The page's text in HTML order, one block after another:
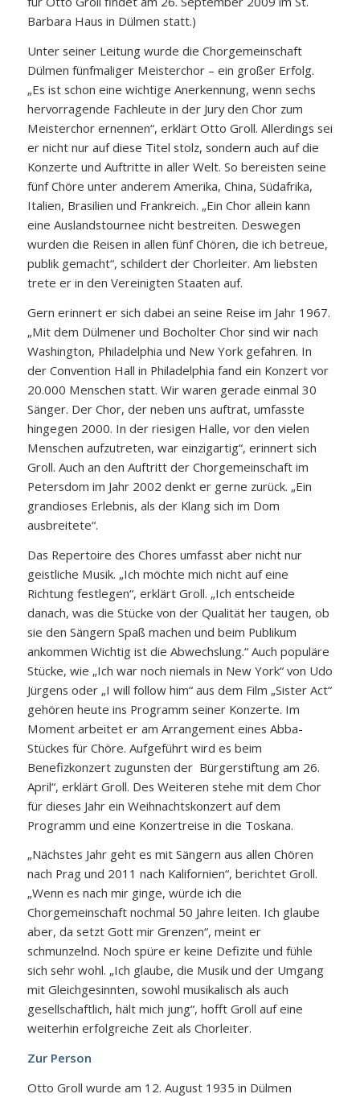
Barbara Haus in Dülmen statt.)
Unter seiner Leitung wurde die Chorgemeinschaft
Dülmen fünfmaliger Meisterchor – ein großer Erfolg.
„Es ist schon eine wichtige Anerkennung, wenn sechs
hervorragende Fachleute in der Jury den Chor zum
Meisterchor ernennen“, erklärt Otto Groll. Allerdings sei
er nicht nur auf diese Titel stolz, sondern auch auf die
Konzerte und Auftritte in aller Welt. So bereisten seine
fünf Chöre unter anderem Amerika, China, Südafrika,
Italien, Brasilien und Frankreich. „Ein Chor allein kann
eine Auslandstournee nicht bestreiten. Deswegen
wurden die Reisen in allen fünf Chören, die ich betreue,
publik gemacht“, schildert der Chorleiter. Am liebsten
trete er in den Vereinigten Staaten auf.
Gern erinnert er sich dabei an seine Reise im Jahr 1967.
„Mit dem Dülmener und Bocholter Chor sind wir nach
Washington, Philadelphia und New York gefahren. In
der Convention Hall in Philadelphia fand ein Konzert vor
20.000 Menschen statt. Wir waren gerade einmal 30
Sänger. Der Chor, der neben uns auftrat, umfasste
hingegen 2000. In der riesigen Halle, vor den vielen
Menschen aufzutreten, war einzigartig“, erinnert sich
Groll. Auch an den Auftritt der Chorgemeinschaft im
Petersdom im Jahr 2002 denkt er gerne zurück. „Ein
grandioses Erlebnis, als der Klang sich im Dom
ausbreitete“.
Das Repertoire des Chores umfasst aber nicht nur
geistliche Musik. „Ich möchte mich nicht auf eine
Richtung festlegen“, erklärt Groll. „Ich entscheide
danach, was die Stücke von der Qualität her taugen, ob
sie den Sängern Spaß machen und beim Publikum
ankommen Wichtig ist die Abwechslung.“ Auch populäre
Stücke, wie „Ich war noch niemals in New York“ von Udo
Jürgens oder „I will follow him“ aus dem Film „Sister Act“
gehören heute ins Programm seiner Konzerte. Im
Moment arbeitet er am Arrangement eines Abba-
Stückes für Chöre. Aufgeführt wird es beim
Benefizkonzert zugunsten der Bürgerstiftung am 26.
April“, erklärt Groll. Des Weiteren stehe mit dem Chor
für dieses Jahr ein Weihnachtskonzert auf dem
Programm und eine Konzertreise in die Toskana.
„Nächstes Jahr geht es mit Sängern aus allen Chören
nach Prag und 2011 nach Kalifornien“, berichtet Groll.
„Wenn es nach mir ginge, würde ich die
Chorgemeinschaft nochmal 50 Jahre leiten. Ich glaube
aber, da setzt Gott mir Grenzen“, meint er
schmunzelnd. Noch spüre er keine Defizite und fühle
sich sehr wohl. „Ich glaube, die Musik und der Umgang
mit Gleichgesinnten, sowohl musikalisch als auch
gesellschaftlich, hält mich jung“, hofft Groll auf eine
weiterhin erfolgreiche Zeit als Chorleiter.
Zur Person
Otto Groll wurde am 12. August 1935 in Dülmen